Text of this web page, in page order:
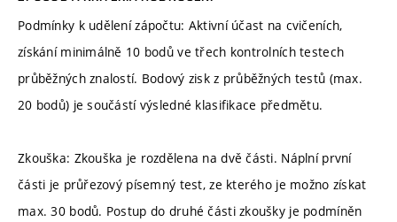
Podmínky k udělení zápočtu: Aktivní účast na cvičeních,
získání minimálně 10 bodů ve třech kontrolních testech
průběžných znalostí. Bodový zisk z průběžných testů (max.
20 bodů) je součástí výsledné klasifikace předmětu.
Zkouška: Zkouška je rozdělena na dvě části. Náplní první
části je průřezový písemný test, ze kterého je možno získat
max. 30 bodů. Postup do druhé části zkoušky je podmíněn